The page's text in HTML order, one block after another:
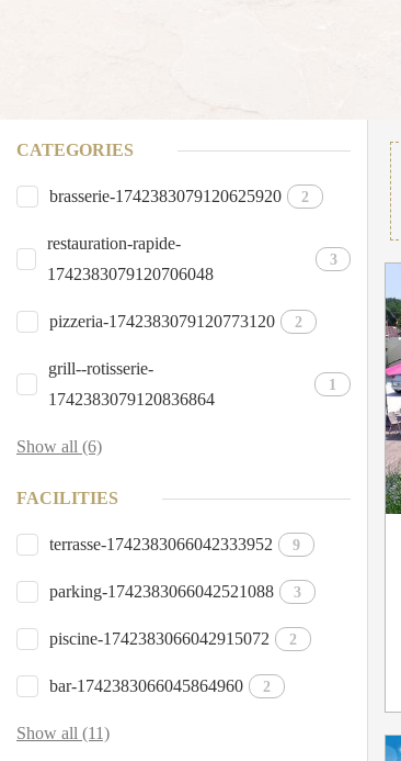
CATEGORIES
brasserie-1742383079120625920 2
restauration-rapide-
1742383079120706048
3
pizzeria-1742383079120773120 2
grill--rotisserie-
1742383079120836864
1
Show all (6)
FACILITIES
terrasse-1742383066042333952 9
parking-1742383066042521088 3
piscine-1742383066042915072 2
bar-1742383066045864960 2
Show all (11)